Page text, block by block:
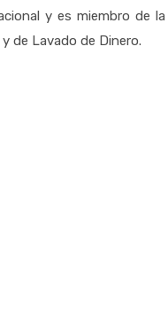
y es miembro de
de Lavado de Dinero.